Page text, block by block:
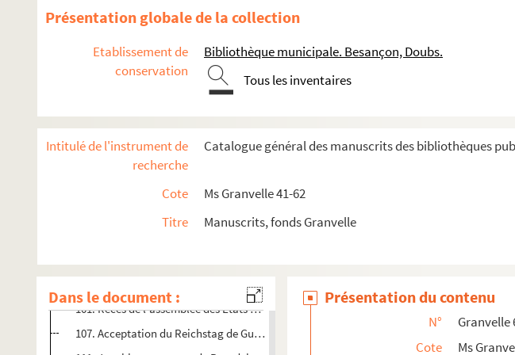
Présentation globale de la collection
Etablissement de
conservation
Bibliothèque municipale. Besançon, Doubs.
Tous les inventaires
Intitulé de l'instrument de
recherche
Catalogue général des manuscrits des bibliothèques
Cote
Ms Granvelle 41-62
Titre
Manuscrits, fonds Granvelle
Dans le document :
15. « Traicté de paix entre l'empereur Charles et Charles, duc de Gueldre ». Copie. Flam.
37. Acte d'élection et de couronnement du roi des Romains à Francfort-sur-le-Mein, aux
47. « Proposition de la part de l'empereur Ferdinand pour adviser seur ung successeur et
74. Confirmation par l'empereur Maximilien II du traité fait à Augsbourg en 1548, le 26
82. « Copia del mandamiento y reversales del duque Wolfgang, palatino y duque de
93. « Responsum Caesar. Majestatis quantum ad denominationem comitum et aliorum
101. Recès de l'assemblée des États de l'Empire tenue à Guterbach. Guterbach, 22
107. Acceptation du Reichstag de Guterbach par les princes suivants
Présentation du contenu
N°
Granvelle
Cote
Ms